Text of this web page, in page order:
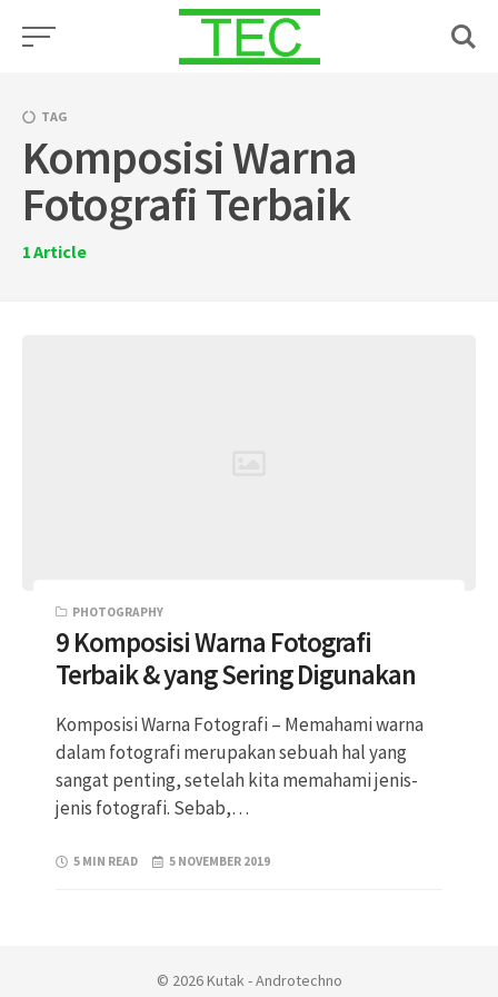
TAG
Komposisi Warna
Fotografi Terbaik
1Article
PHOTOGRAPHY
9 Komposisi Warna Fotografi
Terbaik & yang Sering Digunakan
Komposisi Warna Fotografi – Memahami warna
dalam fotografi merupakan sebuah hal yang
sangat penting, setelah kita memahami jenis-
jenis fotografi. Sebab,…
5 MIN READ 5 NOVEMBER 2019
© 2026 Kutak - Androtechno